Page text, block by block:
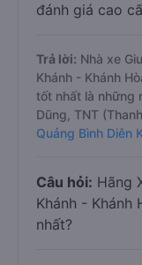
đánh giá cao
Trả lời: Nhà xe
Khánh - Khánh
tốt nhất là những
Dũng, TNT
Quảng Bình Diên
Câu hỏi: Hãng
Khánh - Khánh
nhất?